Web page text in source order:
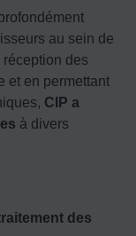
au sein de
des
et en permettant
CIP a
à divers
des